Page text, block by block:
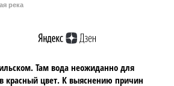
река
Там вода неожиданно для
красный цвет. К выяснению причин